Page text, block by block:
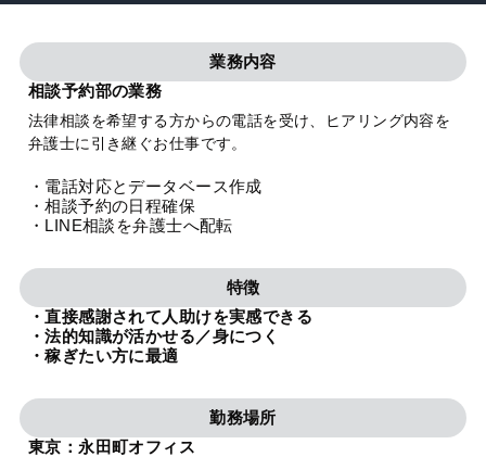
業務内容
相談予約部の業務
法律相談を希望する方からの電話を受け、ヒアリング内容を
弁護士に引き継ぐお仕事です。
・電話対応とデータベース作成
・相談予約の日程確保
・LINE相談を弁護士へ配転
特徴
・直接感謝されて人助けを実感できる
・法的知識が活かせる／身につく
・稼ぎたい方に最適
勤務場所
東京：永田町オフィス
特設サイト
相談先情報サイト
プライバシーポリシー 利用規約 内部通報
TikTok受賞